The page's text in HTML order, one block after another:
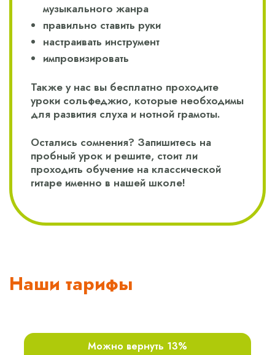
музыкального жанра
правильно ставить руки
настраивать инструмент
импровизировать
Также у нас вы бесплатно проходите
уроки сольфеджио, которые необходимы
для развития слуха и нотной грамоты.
Остались сомнения? Запишитесь на
пробный урок и решите, стоит ли
проходить обучение на классической
гитаре именно в нашей школе!
Наши тарифы
Можно вернуть 13%